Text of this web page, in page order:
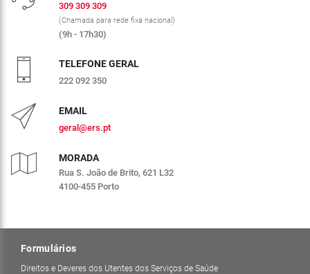
309 309 309
(Chamada para rede fixa nacional)
(9h - 17h30)
TELEFONE GERAL
222 092 350
EMAIL
geral@ers.pt
MORADA
Rua S. João de Brito, 621 L32
4100-455 Porto
Formulários
Direitos e Deveres dos Utentes dos Serviços de Saúde